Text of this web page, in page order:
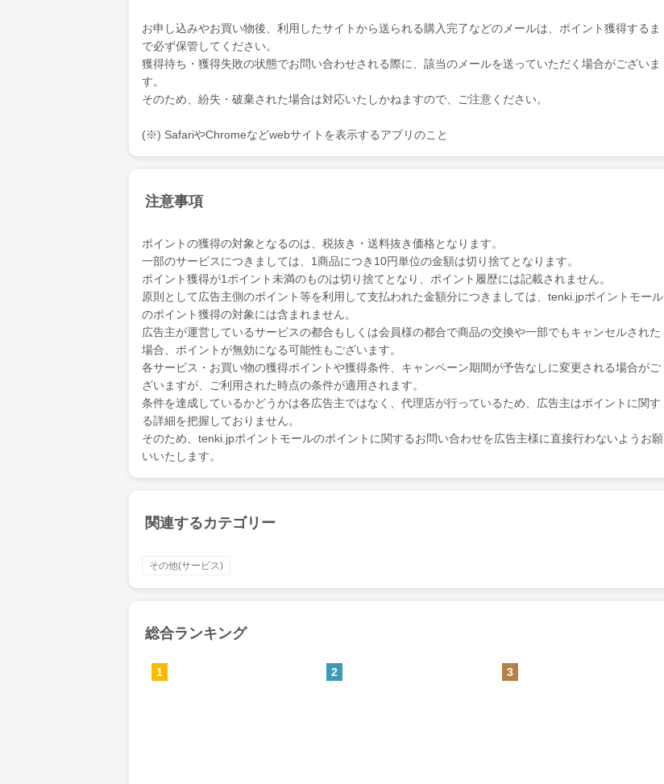
お申し込みやお買い物後、利用したサイトから送られる購入完了などのメールは、ポイント獲得するま
で必ず保管してください。
獲得待ち・獲得失敗の状態でお問い合わせされる際に、該当のメールを送っていただく場合がございま
す。
そのため、紛失・破棄された場合は対応いたしかねますので、ご注意ください。
(※) SafariやChromeなどwebサイトを表示するアプリのこと
注意事項
ポイントの獲得の対象となるのは、税抜き・送料抜き価格となります。
一部のサービスにつきましては、1商品につき10円単位の金額は切り捨てとなります。
ポイント獲得が1ポイント未満のものは切り捨てとなり、ポイント履歴には記載されません。
原則として広告主側のポイント等を利用して支払われた金額分につきましては、tenki.jpポイントモール
のポイント獲得の対象には含まれません。
広告主が運営しているサービスの都合もしくは会員様の都合で商品の交換や一部でもキャンセルされた
場合、ポイントが無効になる可能性もございます。
各サービス・お買い物の獲得ポイントや獲得条件、キャンペーン期間が予告なしに変更される場合がご
ざいますが、ご利用された時点の条件が適用されます。
条件を達成しているかどうかは各広告主ではなく、代理店が行っているため、広告主はポイントに関す
る詳細を把握しておりません。
そのため、tenki.jpポイントモールのポイントに関するお問い合わせを広告主様に直接行わないようお願
いいたします。
関連するカテゴリー
その他(サービス)
総合ランキング
1 2 3